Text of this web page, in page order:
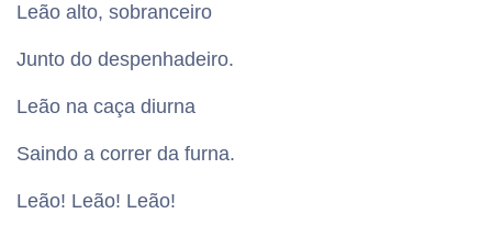
Leão alto, sobranceiro
Junto do despenhadeiro.
Leão na caça diurna
Saindo a correr da furna.
Leão! Leão! Leão!